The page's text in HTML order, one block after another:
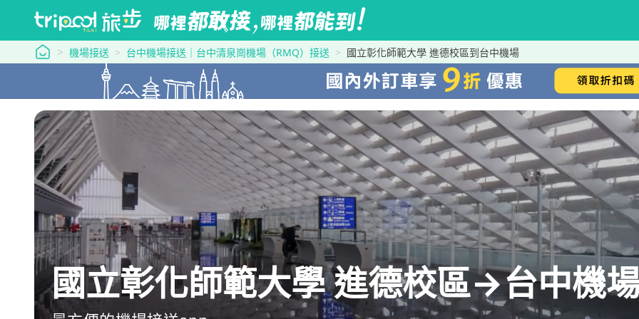
tripool 旅步
機場接送 台中機場接送｜台中清泉崗機場（RMQ）接送 國立彰化師範大學 進德校區到台中機場
國立彰化師範大學 進德校區→台中機